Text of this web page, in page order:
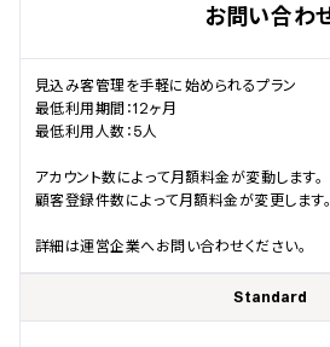
お問い合わ
見込み客管理を手軽に始められるプラン
最低利用期間：12ヶ月
最低利用人数：5人
アカウント数によって月額料金が変動します。
顧客登録件数によって月額料金が変更します。
詳細は運営企業へお問い合わせください。
Standard